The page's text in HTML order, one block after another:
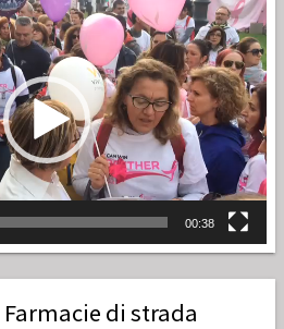
00:38
di strada